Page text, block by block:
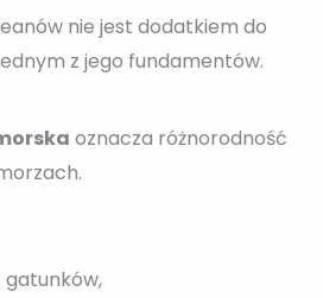
nie jest dodatkiem do
z jego fundamentów.
oznacza różnorodność